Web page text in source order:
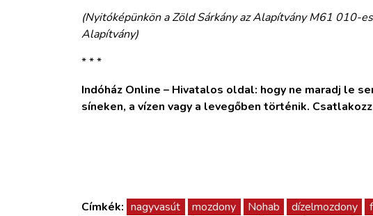
(Nyitóképünkön a Zöld Sárkány az Alapítvány M61 010-
Alapítvány)
* * *
Indóház Online – Hivatalos oldal: hogy ne maradj le
síneken, a vízen vagy a levegőben történik.
Címkék: nagyvasút mozdony Nohab dízelmozdony